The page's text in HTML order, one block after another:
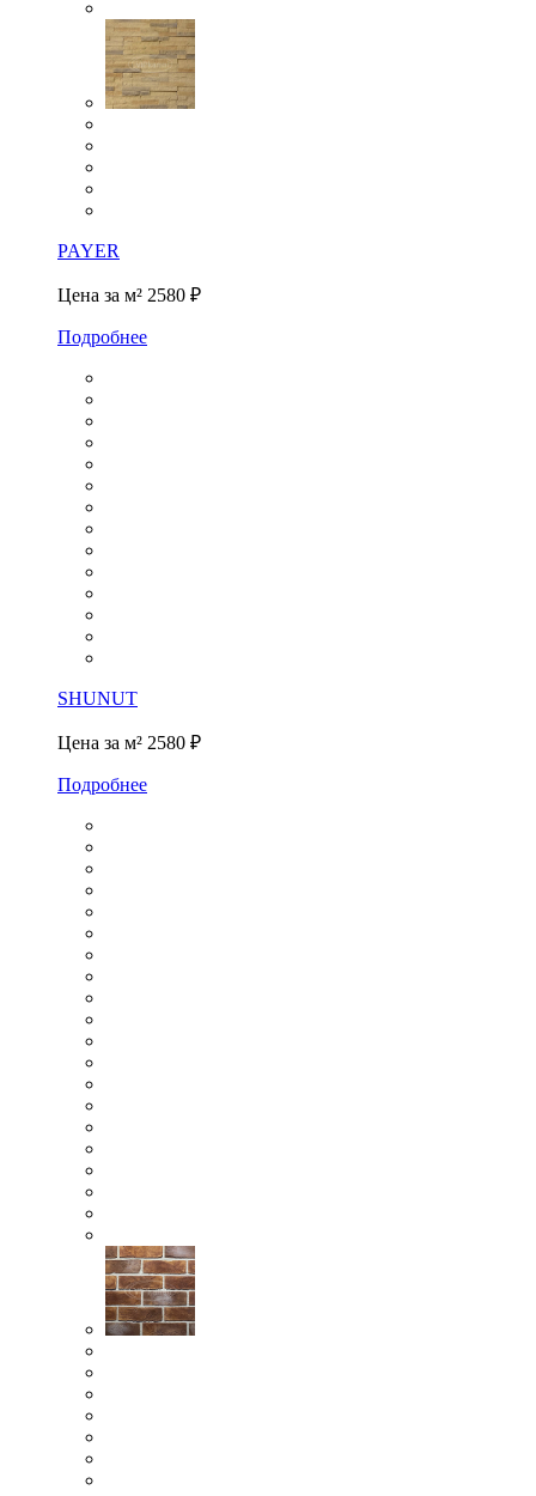
PAYER
Цена за м² 2580 ₽
Подробнее
SHUNUT
Цена за м² 2580 ₽
Подробнее